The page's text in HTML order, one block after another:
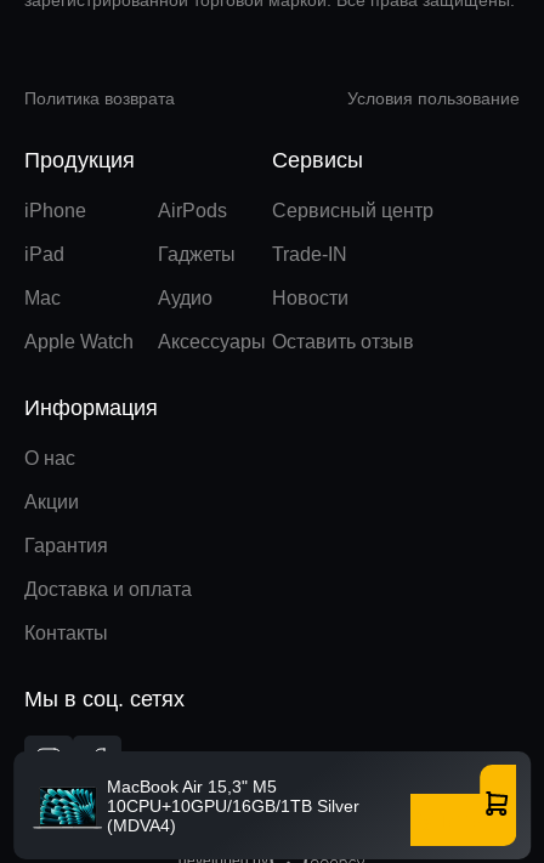
MacBook Air 15,3" M5
10CPU+10GPU/16GB/1TB Silver
(MDVA4)
Политика возврата Условия пользование
Продукция
iPhone
iPad
Mac
Apple Watch
AirPods
Гаджеты
Аудио
Аксессуары
Сервисы
Сервисный центр
Trade-IN
Новости
Оставить отзыв
Информация
О нас
Акции
Гарантия
Доставка и оплата
Контакты
Мы в соц. сетях
Вверх